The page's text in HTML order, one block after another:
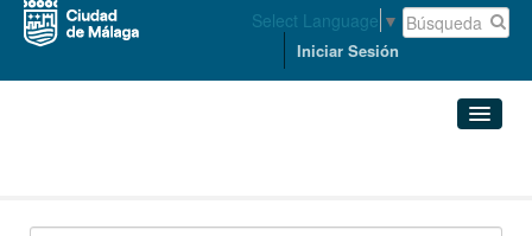
Select Language ▼
Iniciar Sesión